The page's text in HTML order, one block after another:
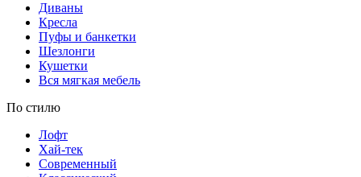
Диваны
Кресла
Пуфы и банкетки
Шезлонги
Кушетки